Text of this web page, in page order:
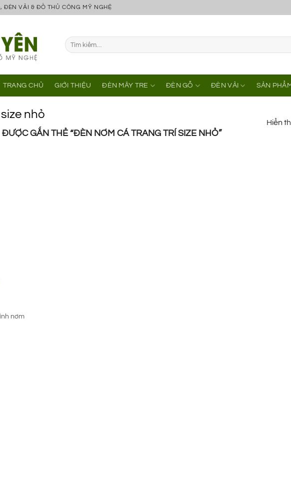
ĐÈN VẢI & ĐỒ THỦ CÔNG MỸ NGHỆ
Tìm
kiếm:
TRANG CHỦ GIỚI THIỆU ĐÈN MÂY TRE ĐÈN GỖ ĐÈN VẢI SẢN
nhỏ
GẮN THẺ “ĐÈN NƠM CÁ TRANG TRÍ SIZE NHỎ”
Hiển
nơm